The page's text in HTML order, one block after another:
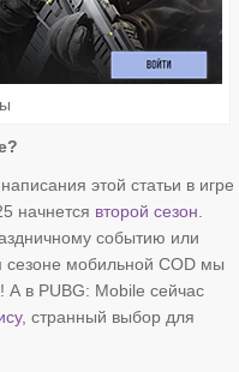
этой статьи в игре
начнется второй сезон.
событию или
сезоне мобильной COD мы
А в PUBG: Mobile сейчас
странный выбор для